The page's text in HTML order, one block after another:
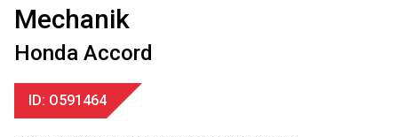
Mechanik
Honda Accord
ID: O591464